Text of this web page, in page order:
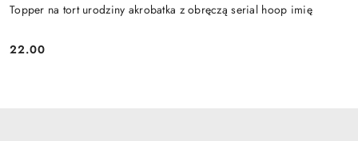
Topper na tort urodziny akrobatka z obręczą serial hoop imię
Cena:
22.00